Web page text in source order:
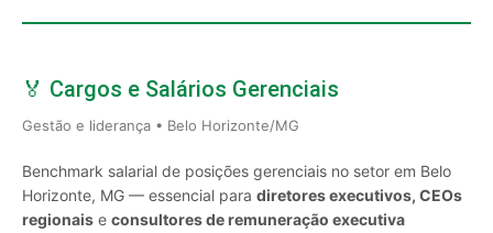
🏅 Cargos e Salários Gerenciais
Gestão e liderança • Belo Horizonte/MG
Benchmark salarial de posições gerenciais no setor em Belo
Horizonte, MG — essencial para diretores executivos, CEOs
regionais e consultores de remuneração executiva